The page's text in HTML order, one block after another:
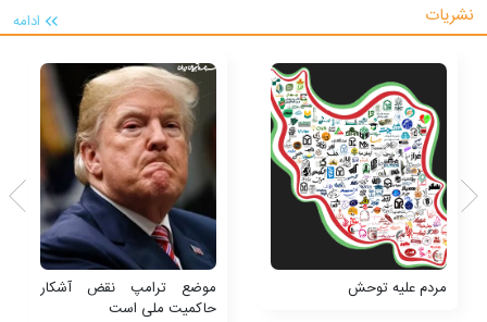
نشریات ادامه
مردم علیه توحش
موضع ترامپ نقض آشکار
حاکمیت ملی است